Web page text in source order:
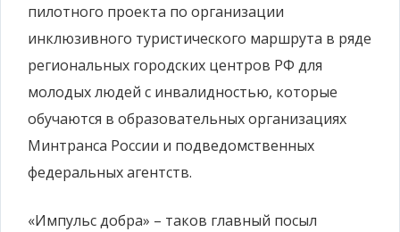
пилотного проекта по организации
инклюзивного туристического маршрута в ряде
региональных городских центров РФ для
молодых людей с инвалидностью, которые
обучаются в образовательных организациях
Минтранса России и подведомственных
федеральных агентств.
«Импульс добра» – таков главный посыл